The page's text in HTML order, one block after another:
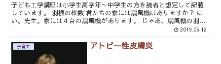
子ども工学講座は小学生高学年～中学生の方を読者と想定して記載
しています。 羽根の枚数 君たちの家には扇風機はありますか？ は
い。先生。家には４台の扇風機があります。 じゃあ、扇風機の羽根
の枚数とか気にして見たことはありますか？ あまり気にし...2019.05.12
子育て アトピー性皮膚炎